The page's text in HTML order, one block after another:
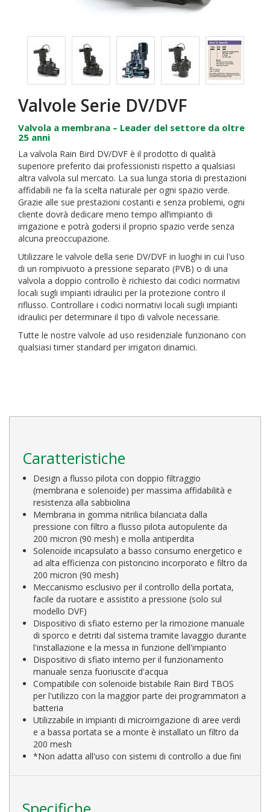
Valvole Serie DV/DVF
Valvola a membrana – Leader del settore da oltre
25 anni
La valvola Rain Bird DV/DVF è il prodotto di qualità
superiore preferito dai professionisti rispetto a qualsiasi
altra valvola sul mercato. La sua lunga storia di prestazioni
affidabili ne fa la scelta naturale per ogni spazio verde.
Grazie alle sue prestazioni costanti e senza problemi, ogni
cliente dovrà dedicare meno tempo all’impianto di
irrigazione e potrà godersi il proprio spazio verde senza
alcuna preoccupazione.
Utilizzare le valvole della serie DV/DVF in luoghi in cui l'uso
di un rompivuoto a pressione separato (PVB) o di una
valvola a doppio controllo è richiesto dai codici normativi
locali sugli impianti idraulici per la protezione contro il
riflusso. Controllare i codici normativi locali sugli impianti
idraulici per determinare il tipo di valvole necessarie.
Tutte le nostre valvole ad uso residenziale funzionano con
qualsiasi timer standard per irrigatori dinamici.
Caratteristiche
Design a flusso pilota con doppio filtraggio
(membrana e solenoide) per massima affidabilità e
resistenza alla sabbiolina
Membrana in gomma nitrilica bilanciata dalla
pressione con filtro a flusso pilota autopulente da
200 micron (90 mesh) e molla antiperdita
Solenoide incapsulato a basso consumo energetico e
ad alta efficienza con pistoncino incorporato e filtro da
200 micron (90 mesh)
Meccanismo esclusivo per il controllo della portata,
facile da ruotare e assistito a pressione (solo sul
modello DVF)
Dispositivo di sfiato esterno per la rimozione manuale
di sporco e detriti dal sistema tramite lavaggio durante
l'installazione e la messa in funzione dell'impianto
Dispositivo di sfiato interno per il funzionamento
manuale senza fuoriuscite d'acqua
Compatibile con solenoide bistabile Rain Bird TBOS
per l'utilizzo con la maggior parte dei programmatori a
batteria
Utilizzabile in impianti di microirrigazione di aree verdi
e a bassa portata se a monte è installato un filtro da
200 mesh
*Non adatta all'uso con sistemi di controllo a due fini